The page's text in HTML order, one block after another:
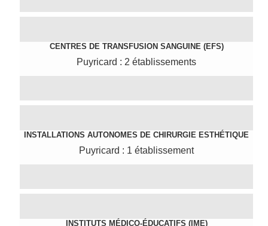
CENTRES DE TRANSFUSION SANGUINE (EFS)
Puyricard : 2 établissements
INSTALLATIONS AUTONOMES DE CHIRURGIE ESTHÉTIQUE
Puyricard : 1 établissement
INSTITUTS MÉDICO-ÉDUCATIFS (IME)